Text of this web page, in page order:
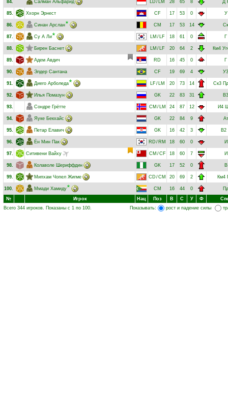
84. Салман Альфарид LD / LM 28 65 8 Д
85. Ххорн Эрнест CF 17 53 0 У
86. Синан Арслан CM 17 53 14 Ск
87. Су А Ли LM / LF 18 61 0 Г
88. Бирен Баснет LM / LF 20 64 2 Км4
89. Адем Авдич RD 16 45 0 Г
90. Элдер Сантана CF 19 69 4 У3
91. Диего Арболеда LF/ LM 20 73 14 Ск3
92. Илья Помазун GK 22 83 31 В3
93. Сондре Грётте CM / LM 24 87 12 И4
94. Яуке Бекхайс GK 22 84 9 Ат
95. Петар Елавич GK 16 42 3 В2
96. Ён Мин Пак RD / RM 18 60 0 И
97. Ситивени Вайху CM /CF 18 60 7 И
98. Колаволе Шериффдин GK 17 52 0 В
99. Мипхам Чопел Жигме CD /CM 20 69 2 Км4
100. Ммади Хамиду CM 16 44 0
Пд
№
Игрок Нац Поз В С У Ф
Всего 344 игроков. Показаны с 1 по 100.
Показывать: рост и падение силы